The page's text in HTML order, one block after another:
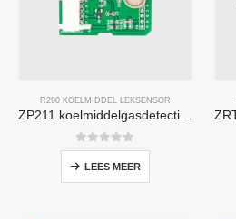
R290 KOELMIDDEL LEKSENSOR
ZP211 koelmiddelgasdetectiemodule-Hoge gevoeligheidssensor voor lekdetectie van koelmiddelen
0Van de 5
LEES MEER